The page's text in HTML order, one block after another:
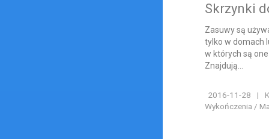
Skrzynki
Zasuwy są
tylko w domach
w których są
Znajdują...
2016-11-28 |
Wykończenia /